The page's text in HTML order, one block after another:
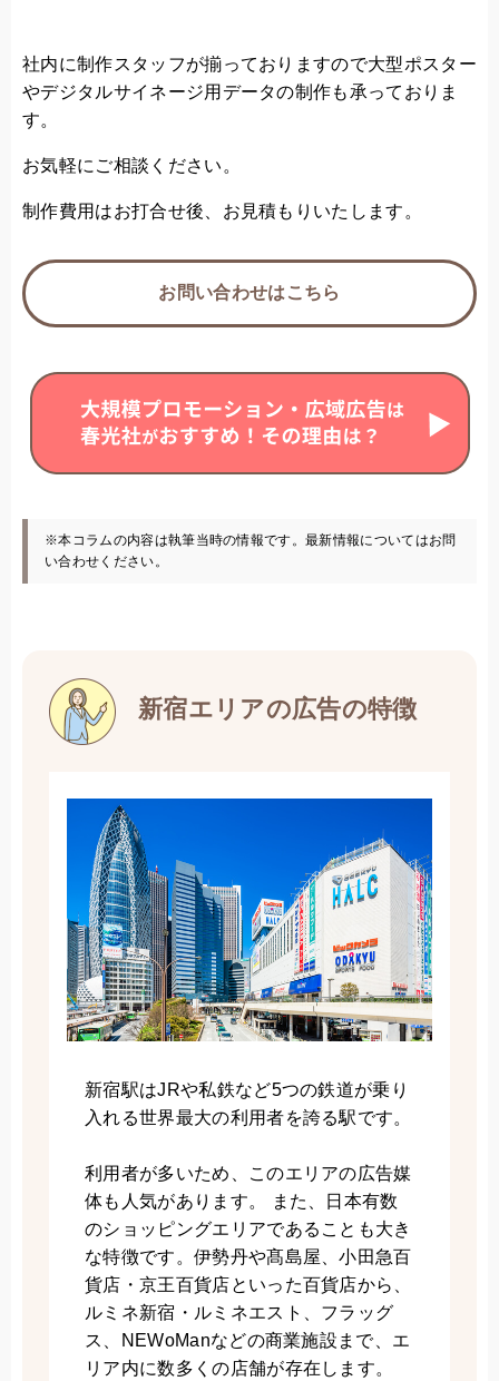
社内に制作スタッフが揃っておりますので大型ポスター
やデジタルサイネージ用データの制作も承っておりま
す。
お気軽にご相談ください。
制作費用はお打合せ後、お見積もりいたします。
お問い合わせはこちら
※本コラムの内容は執筆当時の情報です。最新情報についてはお問
い合わせください。
新宿エリアの広告の特徴
新宿駅はJRや私鉄など5つの鉄道が乗り
入れる世界最大の利用者を誇る駅です。
利用者が多いため、このエリアの広告媒
体も人気があります。 また、日本有数
のショッピングエリアであることも大き
な特徴です。伊勢丹や髙島屋、小田急百
貨店・京王百貨店といった百貨店から、
ルミネ新宿・ルミネエスト、フラッグ
ス、NEWoManなどの商業施設まで、エ
リア内に数多くの店舗が存在します。